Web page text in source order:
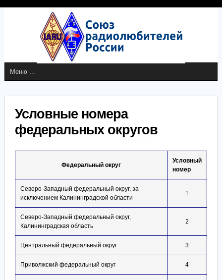
Условные номера
федеральных округов
Федеральный округ
Условный
номер
Северо-Западный федеральный округ, за
исключением Калининградской области
1
Северо-Западный федеральный округ,
Калининградская область
2
Центральный федеральный округ 3
Приволжский федеральный округ 4